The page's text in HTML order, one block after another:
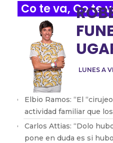
Co te va, Co te
LUNES A
Elbio Ramos: “El
actividad familiar que
Carlos Attias: “Dolo
pone en duda es si